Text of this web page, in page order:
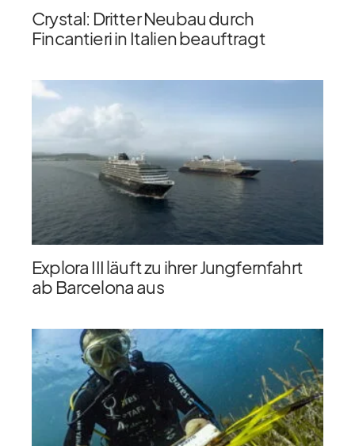
Crystal: Dritter Neubau durch
Fincantieri in Italien beauftragt
Explora III läuft zu ihrer Jungfernfahrt
ab Barcelona aus